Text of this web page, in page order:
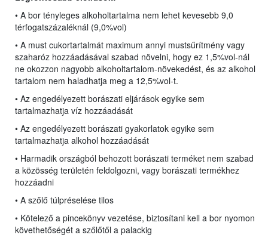
• A bor tényleges alkoholtartalma nem lehet kevesebb 9,0
térfogatszázaléknál (9,0%vol)
• A must cukortartalmát maximum annyi mustsűrítmény vagy
szaharóz hozzáadásával szabad növelni, hogy ez 1,5%vol-nál
ne okozzon nagyobb alkoholtartalom-növekedést, és az alkohol
tartalom nem haladhatja meg a 12,5%vol-t.
• Az engedélyezett borászati eljárások egyike sem
tartalmazhatja víz hozzáadását
• Az engedélyezett borászati gyakorlatok egyike sem
tartalmazhatja alkohol hozzáadását
• Harmadik országból behozott borászati terméket nem szabad
a közösség területén feldolgozni, vagy borászati termékhez
hozzáadni
• A szőlő túlpréselése tilos
• Kötelező a pincekönyv vezetése, biztosítani kell a bor nyomon
követhetőségét a szőlőtől a palackig